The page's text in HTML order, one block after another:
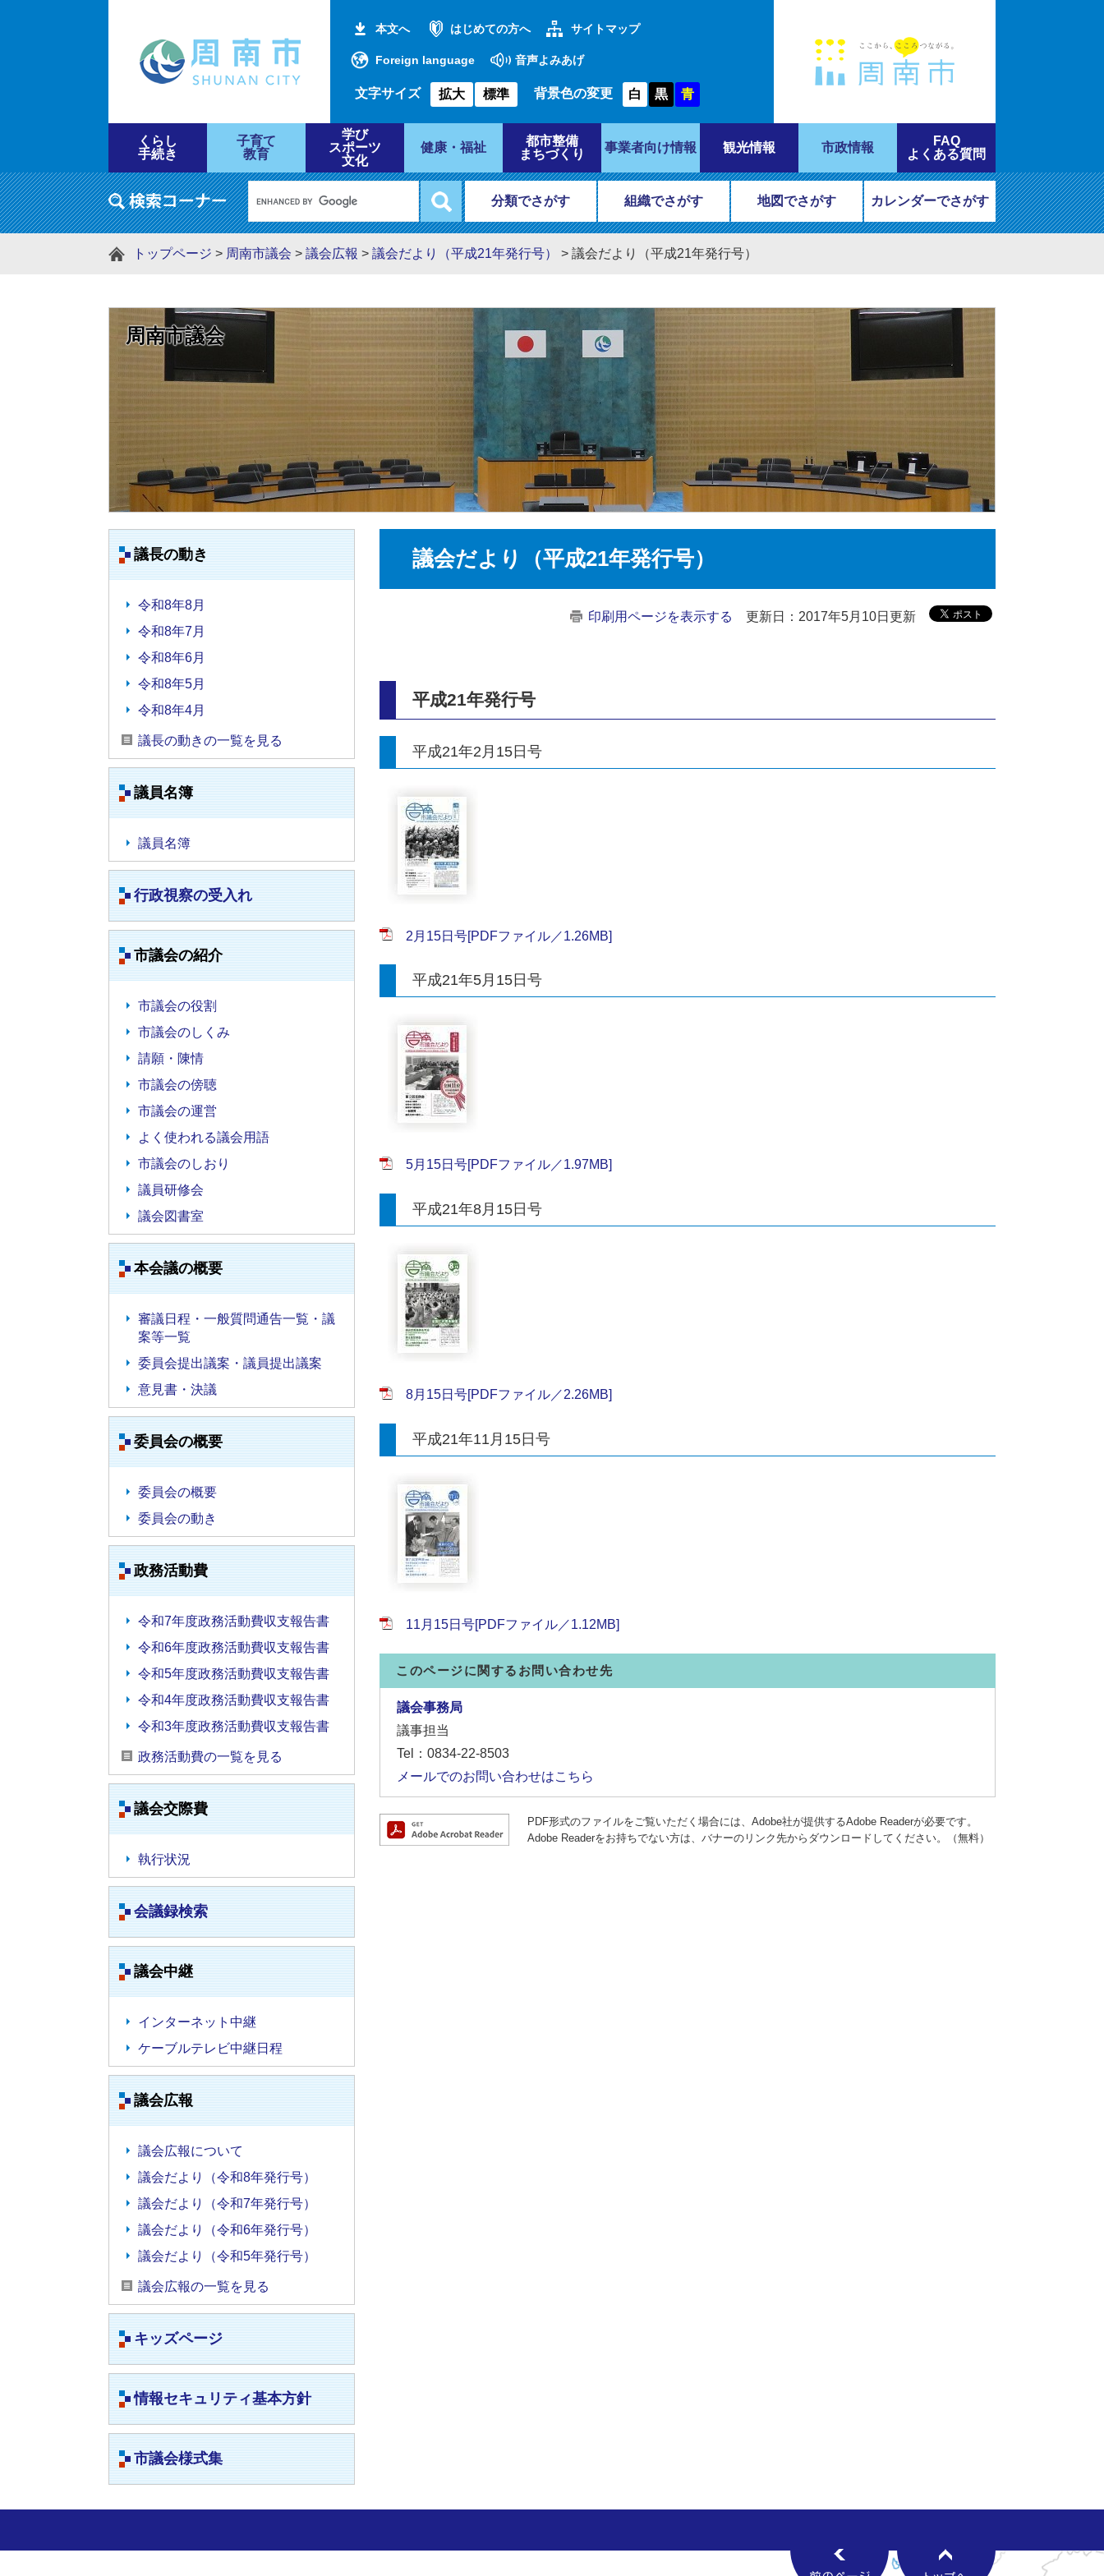
本文へ はじめての方へ サイトマップ
Foreign language 音声よみあげ
文字サイズ 拡大 標準 背景色の変更 白 黒 青
くらし
手続き
子育て
教育
学び
スポーツ
文化
健康・福祉
都市整備
まちづくり
事業者向け情報 観光情報 市政情報
FAQ
よくある質問
分類でさがす 組織でさがす 地図でさがす カレンダーでさがす
トップページ > 周南市議会 > 議会広報 > 議会だより（平成21年発行号） > 議会だより（平成21年発行号）
周南市議会
議長の動き
令和8年8月
令和8年7月
令和8年6月
令和8年5月
令和8年4月
議長の動きの一覧を見る
議員名簿
議員名簿
行政視察の受入れ
市議会の紹介
市議会の役割
市議会のしくみ
請願・陳情
市議会の傍聴
市議会の運営
よく使われる議会用語
市議会のしおり
議員研修会
議会図書室
本会議の概要
審議日程・一般質問通告一覧・議
案等一覧
委員会提出議案・議員提出議案
意見書・決議
委員会の概要
委員会の概要
委員会の動き
政務活動費
令和7年度政務活動費収支報告書
令和6年度政務活動費収支報告書
令和5年度政務活動費収支報告書
令和4年度政務活動費収支報告書
令和3年度政務活動費収支報告書
政務活動費の一覧を見る
議会交際費
執行状況
会議録検索
議会中継
インターネット中継
ケーブルテレビ中継日程
議会広報
議会広報について
議会だより（令和8年発行号）
議会だより（令和7年発行号）
議会だより（令和6年発行号）
議会だより（令和5年発行号）
議会広報の一覧を見る
キッズページ
情報セキュリティ基本方針
市議会様式集
議会だより（平成21年発行号）
印刷用ページを表示する 更新日：2017年5月10日更新
平成21年発行号
平成21年2月15日号
2月15日号[PDFファイル／1.26MB]
平成21年5月15日号
5月15日号[PDFファイル／1.97MB]
平成21年8月15日号
8月15日号[PDFファイル／2.26MB]
平成21年11月15日号
11月15日号[PDFファイル／1.12MB]
このページに関するお問い合わせ先
議会事務局
議事担当
Tel：0834-22-8503
メールでのお問い合わせはこちら
PDF形式のファイルをご覧いただく場合には、Adobe社が提供するAdobe Readerが必要です。
Adobe Readerをお持ちでない方は、バナーのリンク先からダウンロードしてください。（無料）